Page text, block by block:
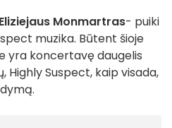
Eliziejaus Monmartras- puiki
muzika. Būtent šioje
yra koncertavę daugelis
Highly Suspect, kaip visada,